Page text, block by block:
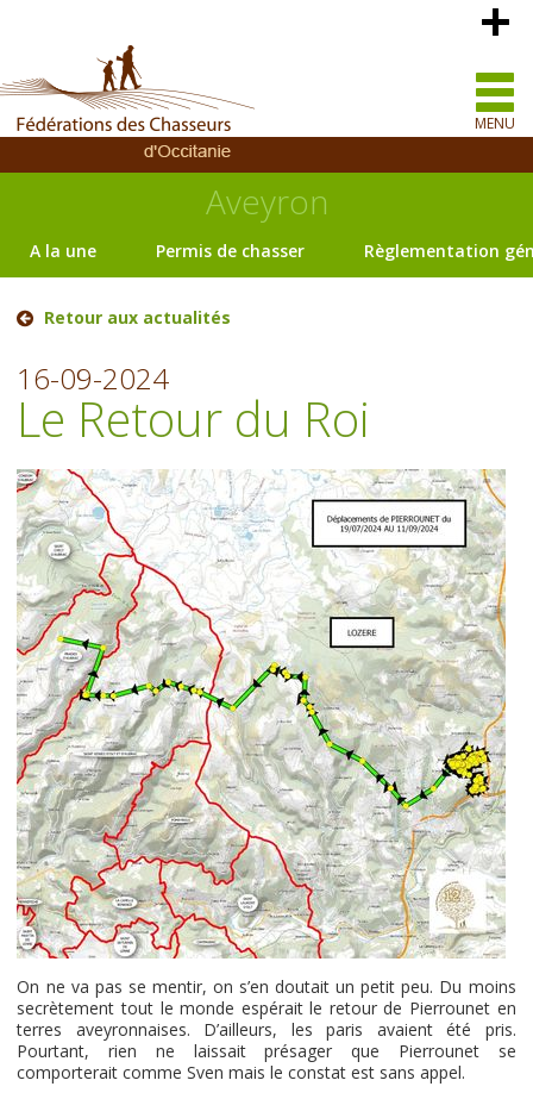
MENU
Aveyron
A la une Permis de chasser Règlementation
Retour aux actualités
16-09-2024
Le Retour du Roi
On ne va pas se mentir, on s’en doutait un petit peu. Du moins
secrètement tout le monde espérait le retour de Pierrounet en
terres aveyronnaises. D’ailleurs, les paris avaient été pris.
Pourtant, rien ne laissait présager que Pierrounet se
comporterait comme Sven mais le constat est sans appel.